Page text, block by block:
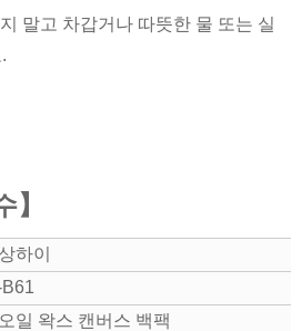
말고 차갑거나 따뜻한 물 또는 실
】
하이
일 왁스 캔버스 백팩